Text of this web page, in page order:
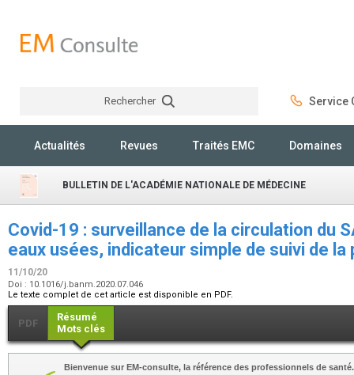
Rechercher Service
Actualités Revues Traités EMC Domaines
BULLETIN DE L'ACADÉMIE NATIONALE DE MÉDECINE
Covid-19 : surveillance de la circulation du
eaux usées, indicateur simple de suivi de
11/10/20
Doi : 10.1016/j.banm.2020.07.046
Le texte complet de cet article est disponible en PDF.
PDF
Résumé
Mots clés
Bienvenue sur EM-consulte, la référence des professionnels de santé.